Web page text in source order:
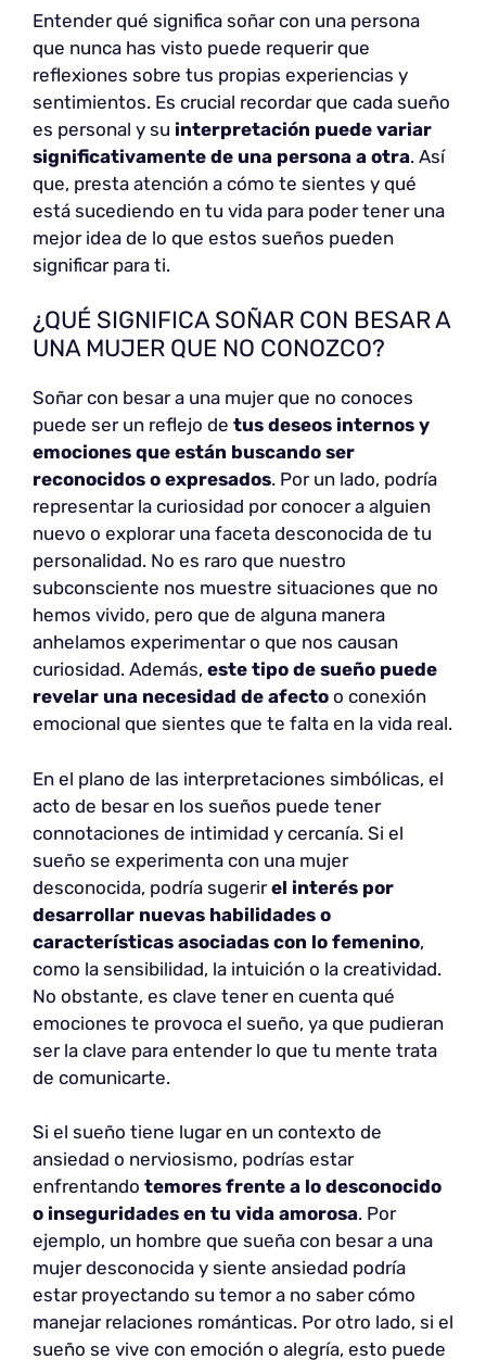
Entender qué significa soñar con una persona
que nunca has visto puede requerir que
reflexiones sobre tus propias experiencias y
sentimientos. Es crucial recordar que cada sueño
es personal y su interpretación puede variar
significativamente de una persona a otra. Así
que, presta atención a cómo te sientes y qué
está sucediendo en tu vida para poder tener una
mejor idea de lo que estos sueños pueden
significar para ti.
¿QUÉ SIGNIFICA SOÑAR CON BESAR A
UNA MUJER QUE NO CONOZCO?
Soñar con besar a una mujer que no conoces
puede ser un reflejo de tus deseos internos y
emociones que están buscando ser
reconocidos o expresados. Por un lado, podría
representar la curiosidad por conocer a alguien
nuevo o explorar una faceta desconocida de tu
personalidad. No es raro que nuestro
subconsciente nos muestre situaciones que no
hemos vivido, pero que de alguna manera
anhelamos experimentar o que nos causan
curiosidad. Además, este tipo de sueño puede
revelar una necesidad de afecto o conexión
emocional que sientes que te falta en la vida real.
En el plano de las interpretaciones simbólicas, el
acto de besar en los sueños puede tener
connotaciones de intimidad y cercanía. Si el
sueño se experimenta con una mujer
desconocida, podría sugerirel interés por
desarrollar nuevas habilidades o
características asociadas con lo femenino,
como la sensibilidad, la intuición o la creatividad.
No obstante, es clave tener en cuenta qué
emociones te provoca el sueño, ya que pudieran
ser la clave para entender lo que tu mente trata
de comunicarte.
Si el sueño tiene lugar en un contexto de
ansiedad o nerviosismo, podrías estar
enfrentando temores frente a lo desconocido
o inseguridades en tu vida amorosa. Por
ejemplo, un hombre que sueña con besar a una
mujer desconocida y siente ansiedad podría
estar proyectando su temor a no saber cómo
manejar relaciones románticas. Por otro lado, si el
sueño se vive con emoción o alegría, esto puede